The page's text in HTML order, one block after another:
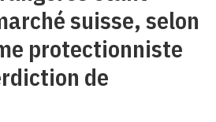
suisse, selon
protectionniste
de